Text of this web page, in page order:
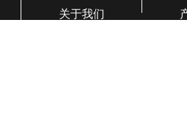
关于我们